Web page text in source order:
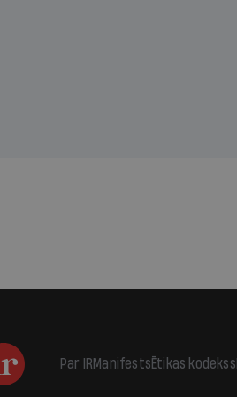
Par IRManifestsĒtikas kodekss